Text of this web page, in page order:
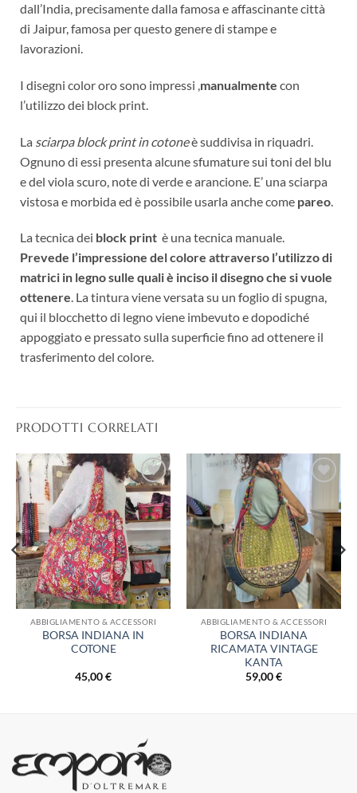
dall’India, precisamente dalla famosa e affascinante città
di Jaipur, famosa per questo genere di stampe e
lavorazioni.
I disegni color oro sono impressi ,manualmente con
l’utilizzo dei block print.
La sciarpa block print in cotoneè suddivisa in riquadri.
Ognuno di essi presenta alcune sfumature sui toni del blu
e del viola scuro, note di verde e arancione. E’ una sciarpa
vistosa e morbida ed è possibile usarla anche come pareo
La tecnica dei block print è una tecnica manuale.
Prevede l’impressione del colore attraverso l’utilizzo di
matrici in legno sulle quali è inciso il disegno che si vuole
ottenere. La tintura viene versata su un foglio di spugna,
qui il blocchetto di legno viene imbevuto e dopodiché
appoggiato e pressato sulla superficie fino ad ottenere il
trasferimento del colore.
PRODOTTI CORRELATI
Aggiungi
alla lista
dei
desideri
ABBIGLIAMENTO & ACCESSORI
BORSA INDIANA IN
COTONE
45,00€
Aggiungi
alla lista
dei
desideri
ABBIGLIAMENTO & ACCESSORI
BORSA INDIANA
RICAMATA VINTAGE
KANTA
59,00€